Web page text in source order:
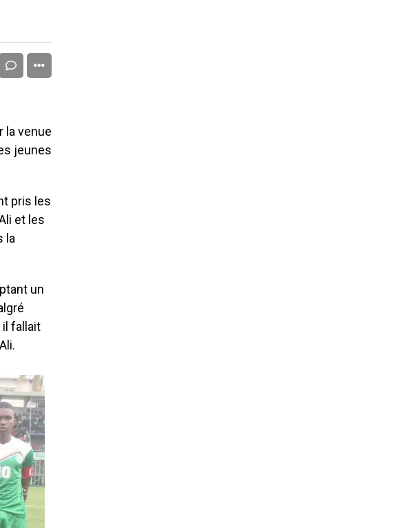
la venue
jeunes
pris les
et les
la
un
fallait